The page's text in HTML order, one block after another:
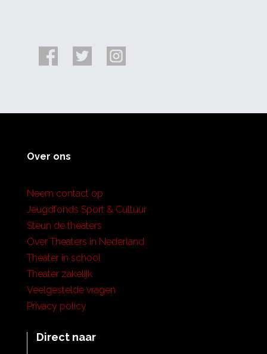
Over ons
Neem contact op
Jeugdfonds Sport & Cultuur
Steun de theaters
Over Theaters in Nederland
Theater in school
Theater zakelijk
Veelgestelde vragen
Privacy policy
Direct naar